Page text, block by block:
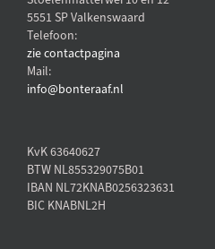
5551 SP Valkenswaard
Telefoon:
zie contactpagina
Mail:
info@bonteraaf.nl
KvK 63640627
BTW NL855329075B01
IBAN NL72KNAB0256323631
BIC KNABNL2H